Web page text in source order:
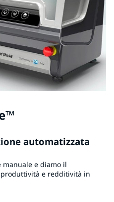
automatizzata
manuale e diamo il
e redditività in